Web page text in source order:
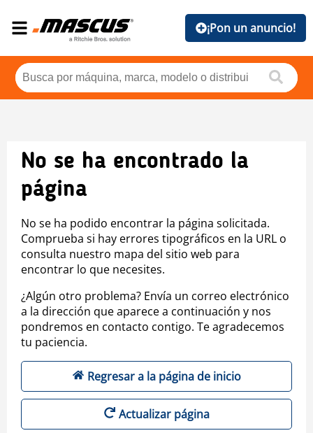
¡Pon un anuncio!
No se ha encontrado la
página
No se ha podido encontrar la página solicitada.
Comprueba si hay errores tipográficos en la URL o
consulta nuestro mapa del sitio web para
encontrar lo que necesites.
¿Algún otro problema? Envía un correo electrónico
a la dirección que aparece a continuación y nos
pondremos en contacto contigo. Te agradecemos
tu paciencia.
Regresar a la página de inicio
Actualizar página